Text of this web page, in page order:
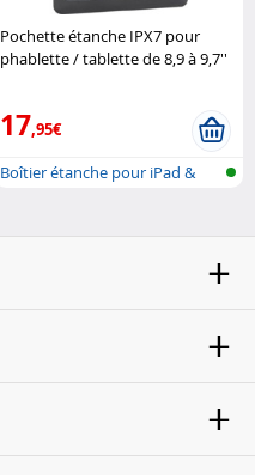
Pochette étanche IPX7 pour
phablette / tablette de 8,9 à 9,7''
17,95€
Boîtier étanche pour iPad &